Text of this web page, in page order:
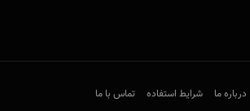
درباره ما شرایط استفاده تماس با ما